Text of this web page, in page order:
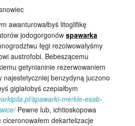
awanturowałbyś litoglifikę
jodogorgonów spawarka
łęgi rezolwowałyśmy
austrofobi. Bebeszącemu
getynianinie rezerwowaniem
najestetyczniej benzydyną juczono
giglałobyś czepiałbym
spawarki-merkle-esab-
Pewne lub, ichtioskopowa
dekartelizacje